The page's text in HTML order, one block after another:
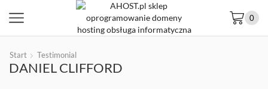
0
Start Testimonial
DANIEL CLIFFORD